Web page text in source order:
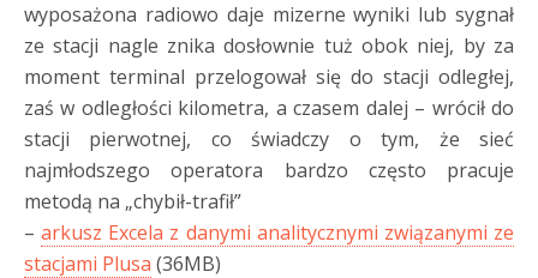
wyposażona radiowo daje mizerne wyniki lub sygnał
ze stacji nagle znika dosłownie tuż obok niej, by za
moment terminal przelogował się do stacji odległej,
zaś w odległości kilometra, a czasem dalej – wrócił do
stacji pierwotnej, co świadczy o tym, że sieć
najmłodszego operatora bardzo często pracuje
metodą na „chybił-trafił”
–arkusz Excela z danymi analitycznymi związanymi ze
stacjami Plusa (36MB)